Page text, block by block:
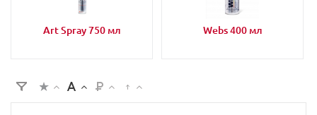
Art Spray 750 мл Webs 400 мл